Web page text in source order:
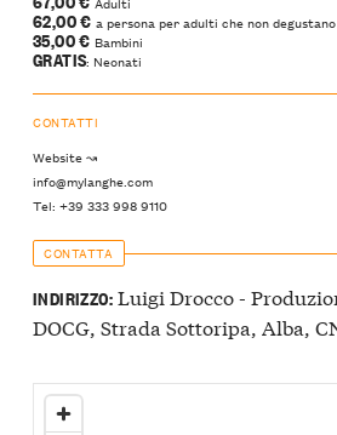
62,00 € a persona per adulti che non
35,00 € Bambini
GRATIS: Neonati
CONTATTI
Website ↝
info@mylanghe.com
Tel: +39 333 998 9110
CONTATTA
INDIRIZZO:Luigi Drocco -
DOCG, Strada Sottoripa, Alba,